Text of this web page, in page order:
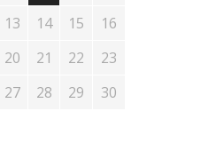
13 14 15
16
20 21 22
23
27 28 29
30